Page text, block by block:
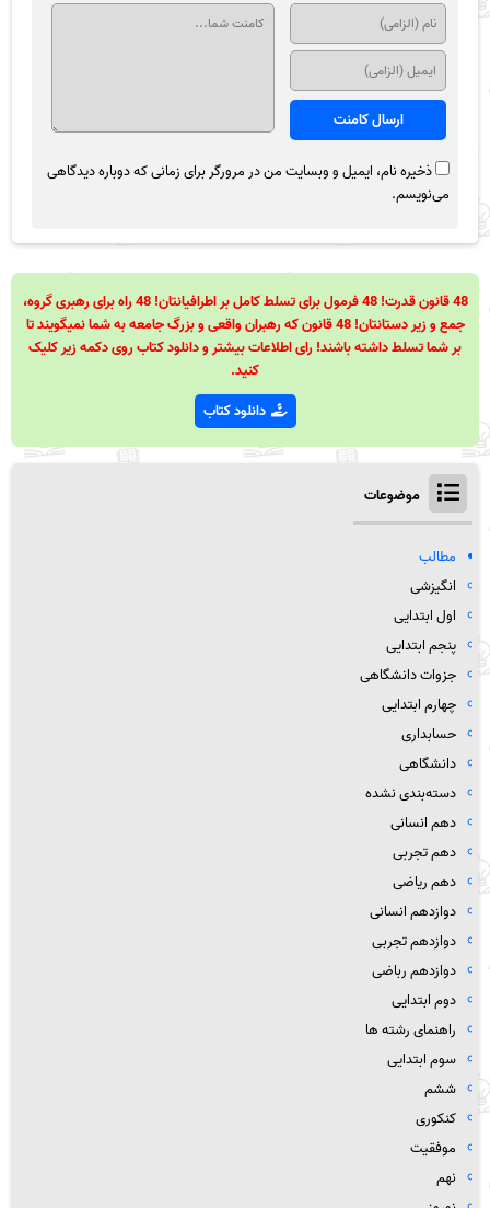
ذخیره نام، ایمیل و وبسایت من در مرورگر برای زمانی که دوباره دیدگاهی
می‌نویسم.
48 قانون قدرت! 48 فرمول برای تسلط کامل بر اطرافیانتان! 48 راه برای رهبری گروه،
جمع و زیر دستانتان! 48 قانون که رهبران واقعی و بزرگ جامعه به شما نمیگویند تا
بر شما تسلط داشته باشند! رای اطلاعات بیشتر و دانلود کتاب روی دکمه زیر کلیک
کنید.
دانلود کتاب
موضوعات
مطالب
انگیزشی
اول ابتدایی
پنجم ابتدایی
جزوات دانشگاهی
چهارم ابتدایی
حسابداری
دانشگاهی
دسته‌بندی نشده
دهم انسانی
دهم تجربی
دهم ریاضی
دوازدهم انسانی
دوازدهم تجربی
دوازدهم رباضی
دوم ابتدایی
راهنمای رشته ها
سوم ابتدایی
ششم
کنکوری
موفقیت
نهم